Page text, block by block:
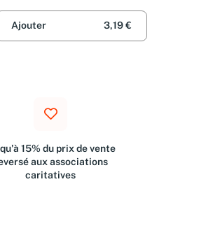
pays, vivante à jamais.
Ajouter
3,19 €
15% du prix de vente
aux associations
caritatives